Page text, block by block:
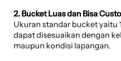
2. Bucket Luas dan Bisa
Ukuran standar bucket yaitu
dapat disesuaikan dengan
maupun kondisi lapangan.